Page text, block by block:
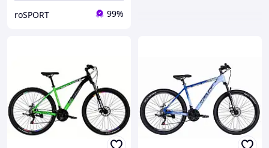
roSPORT 99%